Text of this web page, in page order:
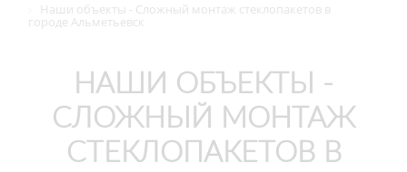
Наши объекты - Сложный монтаж стеклопакетов в
городе Альметьевск
НАШИ ОБЪЕКТЫ -
СЛОЖНЫЙ МОНТАЖ
СТЕКЛОПАКЕТОВ В